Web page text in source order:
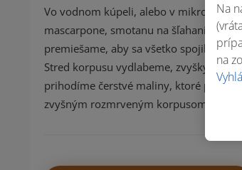
Vo vodnom kúpeli, alebo v mikrovlnke
mascarpone, smotanu na šľahanie a
premiešame, aby sa všetko spojilo.
Stred korpusu vydlabeme, zvyšky
prihodíme čerstvé maliny, ktoré
zvyšným rozmrveným korpusom a
Na
na